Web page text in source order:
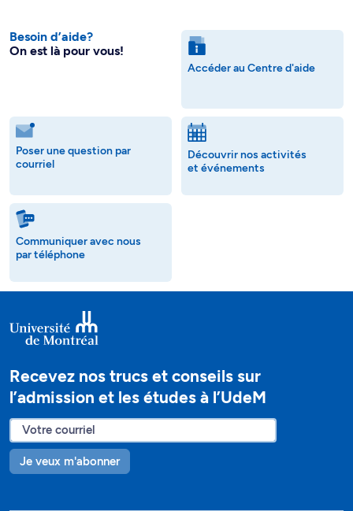
Besoin d’aide?
On est là pour vous!
Accéder au Centre d'aide
Poser une question par
courriel
Découvrir nos activités
et événements
Communiquer avec nous
par téléphone
Recevez nos trucs et conseils sur
l’admission et les études à l’UdeM
Je veux m'abonner